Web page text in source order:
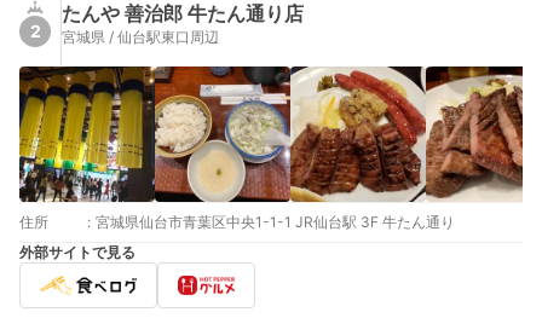
2
たんや 善治郎 牛たん通り店
宮城県 / 仙台駅東口周辺
住所 : 宮城県仙台市青葉区中央1-1-1 JR仙台駅 3F 牛たん通り
外部サイトで見る